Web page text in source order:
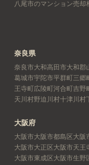
八尾市のマンション売却
奈良県
奈良市大和高田市大和郡
葛城市宇陀市平群町三郷
王寺町広陵町河合町吉野
天川村野迫川村十津川村
大阪府
大阪市大阪市都島区大阪
大阪市大正区大阪市天王
大阪市東成区大阪市生野